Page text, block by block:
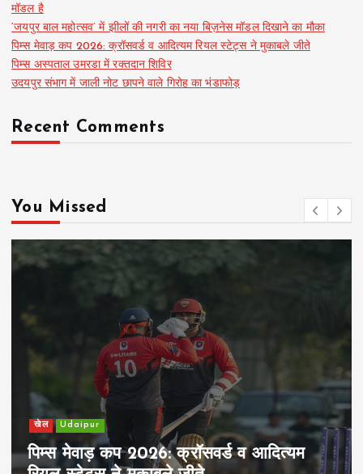
मॉडल है
‘जयपुर बाल महोत्सव’ में झीलों की नगरी का नया बिज़नेस मॉडल दिखाने का मौका
पिम्स मेवाड़ कप 2026: क्रॉसवर्ड व आदित्यम रियल स्टेट्स ने मुकाबले जीते
पिम्स अस्पताल उमरडा में रक्तदान शिविर
उदयपुर संभाग में जाली नोट छापने वाले गिरोह का भंडाफोड़
Recent Comments
You Missed
खेल Udaipur
पिम्स मेवाड़ कप 2026: क्रॉसवर्ड व आदित्यम